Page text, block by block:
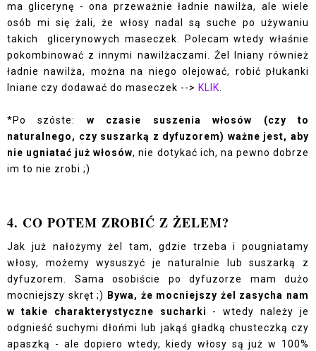
ma glicerynę - ona przeważnie ładnie nawilża, ale wiele
osób mi się żali, że włosy nadal są suche po używaniu
takich glicerynowych maseczek. Polecam wtedy właśnie
pokombinować z innymi nawilżaczami. Żel lniany również
ładnie nawilża, można na niego olejować, robić płukanki
lniane czy dodawać do maseczek --> KLIK.
*Po szóste: w czasie suszenia włosów (czy to
naturalnego, czy suszarką z dyfuzorem) ważne jest, aby
nie ugniatać już włosów, nie dotykać ich, na pewno dobrze
im to nie zrobi ;)
4. CO POTEM ZROBIĆ Z ŻELEM?
Jak już nałożymy żel tam, gdzie trzeba i pougniatamy
włosy, możemy wysuszyć je naturalnie lub suszarką z
dyfuzorem. Sama osobiście po dyfuzorze mam dużo
mocniejszy skręt ;)
Bywa, że mocniejszy żel zasycha nam
w takie charakterystyczne sucharki - wtedy należy je
odgnieść suchymi dłońmi lub jakąś gładką chusteczką czy
apaszką - ale dopiero wtedy, kiedy włosy są już w 100%